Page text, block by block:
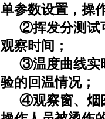
单参数设置，操
②挥发分测试
观察时间；
③温度曲线实
验的回温情况；
④观察窗、烟